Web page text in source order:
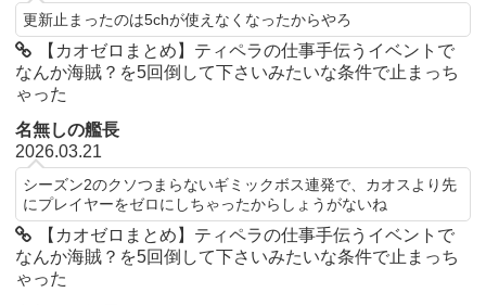
更新止まったのは5chが使えなくなったからやろ
【カオゼロまとめ】ティペラの仕事手伝うイベントで
なんか海賊？を5回倒して下さいみたいな条件で止まっち
ゃった
名無しの艦長
2026.03.21
シーズン2のクソつまらないギミックボス連発で、カオスより先
にプレイヤーをゼロにしちゃったからしょうがないね
【カオゼロまとめ】ティペラの仕事手伝うイベントで
なんか海賊？を5回倒して下さいみたいな条件で止まっち
ゃった